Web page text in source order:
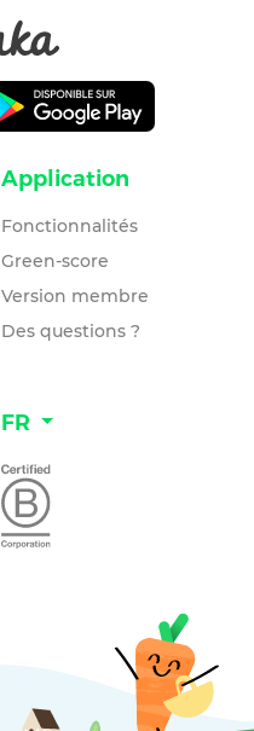
Application
Fonctionnalités
Green-score
Version membre
Des questions ?
FR